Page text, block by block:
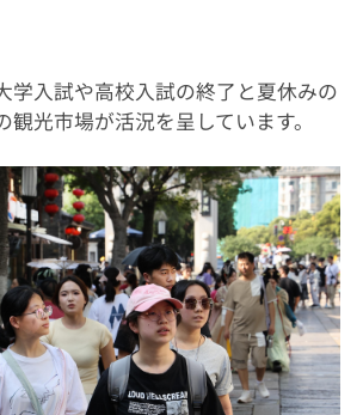
学入試や高校入試の終了と夏休みの
光市場が活況を呈しています。